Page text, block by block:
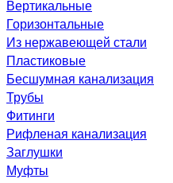
Вертикальные
Горизонтальные
Из нержавеющей стали
Пластиковые
Бесшумная канализация
Трубы
Фитинги
Рифленая канализация
Заглушки
Муфты